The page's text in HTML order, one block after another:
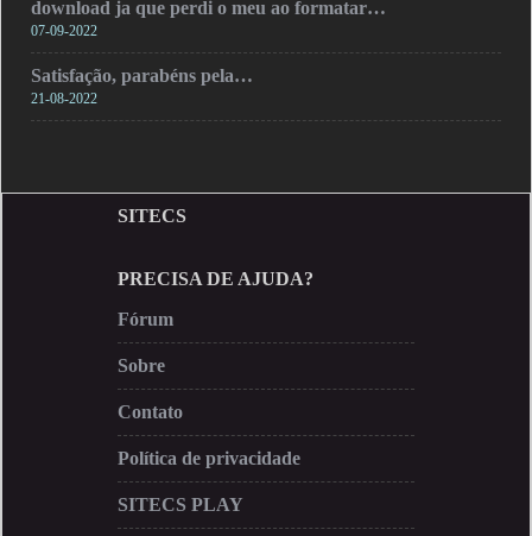
download ja que perdi o meu ao formatar…
07-09-2022
Satisfação, parabéns pela…
21-08-2022
SITECS
PRECISA DE AJUDA?
Fórum
Sobre
Contato
Política de privacidade
SITECS PLAY